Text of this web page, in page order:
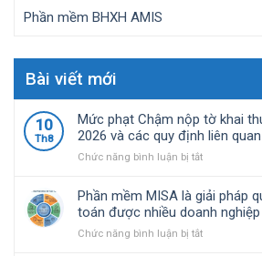
Phần mềm BHXH AMIS
Bài viết mới
10
Th8
Mức phạt Chậm nộp tờ khai
2026 và các quy định liên quan
Chức năng bình luận bị tắtở
phạt
Chậm
nộp
tờ
Phần mềm MISA là giải pháp
toán được nhiều doanh
Chức năng bình luận bị tắtở